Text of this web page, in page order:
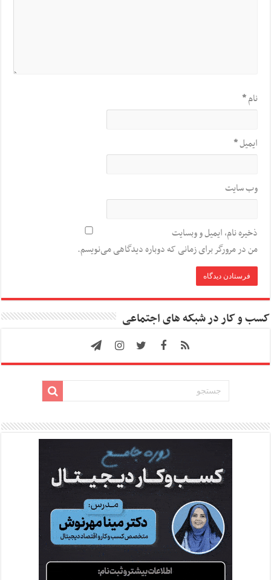
نام*
ایمیل*
وب‌ سایت
ذخیره نام، ایمیل و وبسایت
من در مرورگر برای زمانی که دوباره دیدگاهی می‌نویسم.
کسب و کار در شبکه های اجتماعی